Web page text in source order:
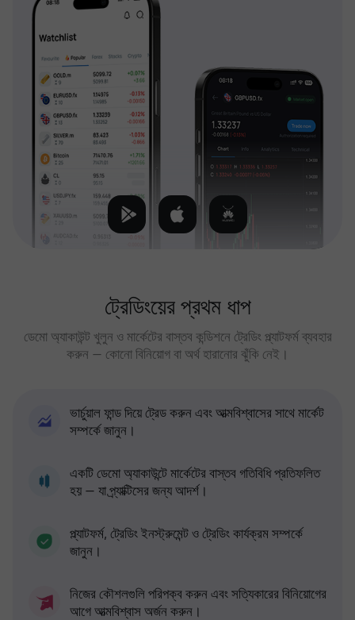
ট্রেডিংয়ের প্রথম ধাপ
ডেমো অ্যাকাউন্ট খুলুন ও মার্কেটের বাস্তব কন্ডিশনে ট্রেডিং প্ল্যাটফর্ম ব্যবহার
করুন — কোনো বিনিয়োগ বা অর্থ হারানোর ঝুঁকি নেই।
ভার্চুয়াল ফান্ড দিয়ে ট্রেড করুন এবং আত্মবিশ্বাসের সাথে মার্কেট
সম্পর্কে জানুন।
একটি ডেমো অ্যাকাউন্টে মার্কেটের বাস্তব গতিবিধি প্রতিফলিত
হয় — যা প্র্যাক্টিসের জন্য আদর্শ।
প্ল্যাটফর্ম, ট্রেডিং ইনস্ট্রুমেন্ট ও ট্রেডিং কার্যক্রম সম্পর্কে
জানুন।
নিজের কৌশলগুলি পরিপক্ব করুন এবং সত্যিকারের বিনিয়োগের
আগে আত্মবিশ্বাস অর্জন করুন।